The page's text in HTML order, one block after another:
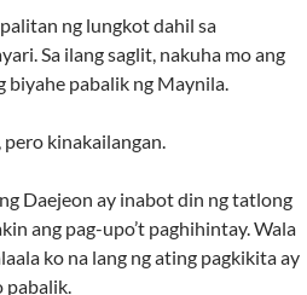
ng lungkot dahil sa
Sa ilang saglit, nakuha mo ang
biyahe pabalik ng Maynila.
kinakailangan.
Daejeon ay inabot din ng tatlong
ang pag-upo’t paghihintay. Wala
ko na lang ng ating pagkikita ay
pabalik.